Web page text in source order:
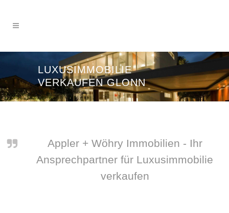
LUXUSIMMOBILIE
VERKAUFEN GLONN
Appler + Wöhry Immobilien - Ihr
Ansprechpartner für Luxusimmobilie
verkaufen